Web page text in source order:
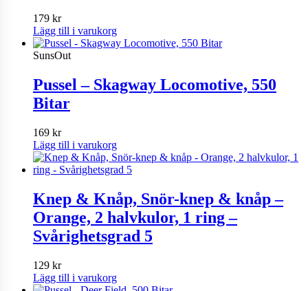
179 kr
Lägg till i varukorg
SunsOut
Pussel – Skagway Locomotive, 550
Bitar
169 kr
Lägg till i varukorg
Knep & Knåp, Snör-knep & knåp –
Orange, 2 halvkulor, 1 ring –
Svårighetsgrad 5
129 kr
Lägg till i varukorg